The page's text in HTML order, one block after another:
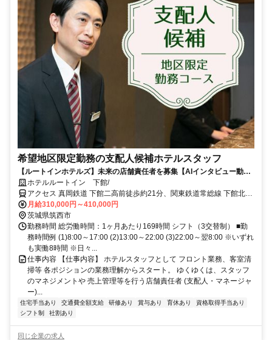
希望地区限定勤務の支配人候補ホテルスタッフ
【ルートインホテルズ】未来の店舗責任者を募集【AIインタビュー動画
での1次選考実施中！】
ホテルルートイン 下館/
アクセス 真岡鉄道 下館二高前徒歩約21分、関東鉄道常総線 下館北口
徒歩約22分、ＪＲ水戸線 下館北口徒歩約22分
月給310,000円～410,000円
茨城県筑西市
勤務時間 総労働時間：1ヶ月あたり169時間 シフト（3交替制） ■勤
務時間例 (1)8:00～17:00 (2)13:00～22:00 (3)22:00～翌8:00 ※いずれ
も実働8時間 ※日々...
仕事内容 【仕事内容】 ホテルスタッフとして フロント業務、客室清
掃等 各ポジションの業務理解からスタート。 ゆくゆくは、スタッフ
のマネジメントや 売上管理等を行う店舗責任者 (支配人・マネージャ
ー)...
住宅手当あり 交通費全額支給 研修あり 賞与あり 育休あり
資格取得手当あり
シフト制
社割あり
同じ企業の求人